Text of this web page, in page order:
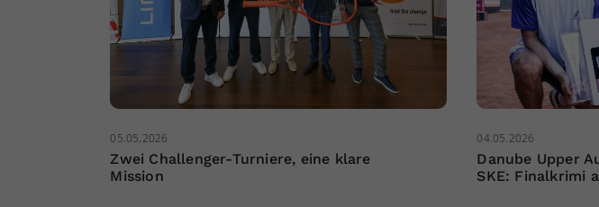
05.05.2026
Zwei Challenger-Turniere, eine klare
Mission
04.05.2026
Danube Upper
SKE: Finalkrimi